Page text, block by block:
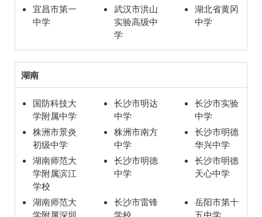
宜昌市第一
中学
武汉市洪山
实验高级中
学
湖北省黄冈
中学
湖南
国防科技大
学附属中学
长沙市明达
中学
长沙市实验
中学
株洲市景炎
初级中学
株洲市南方
中学
长沙市明德
华兴中学
湖南师范大
学附属滨江
学校
长沙市明德
中学
长沙市明德
天心中学
湖南师范大
长沙市雷锋
岳阳市第十